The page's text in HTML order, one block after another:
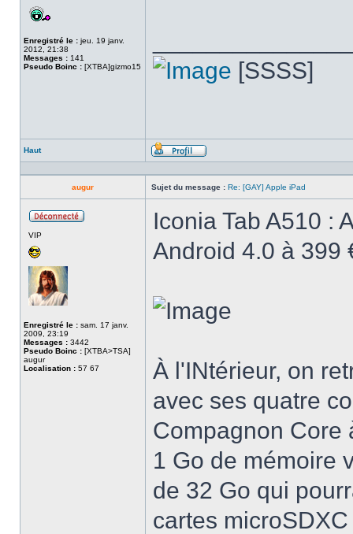
Enregistré le : jeu. 19 janv.
2012, 21:38
Messages : 141
Pseudo Boinc : [XTBA]gizmo15
[SSSS]
Haut
Profil
augur Sujet du message : Re: [GAY] Apple iPad
VIP
Enregistré le : sam. 17 janv.
2009, 23:19
Messages : 3442
Pseudo Boinc : [XTBA>TSA]
augur
Localisation : 57 67
Iconia Tab A510 :
Android 4.0 à 399
À l'INtérieur, on
avec ses quatre
Compagnon Core
1 Go de mémoire
de 32 Go qui
cartes